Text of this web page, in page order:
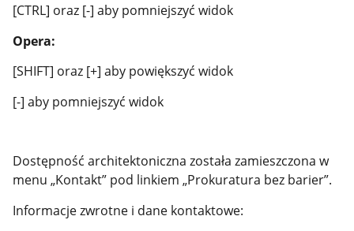
[CTRL] oraz [-] aby pomniejszyć widok
Opera:
[SHIFT] oraz [+] aby powiększyć widok
[-] aby pomniejszyć widok
Dostępność architektoniczna została zamieszczona w
menu „Kontakt” pod linkiem „Prokuratura bez barier”.
Informacje zwrotne i dane kontaktowe: